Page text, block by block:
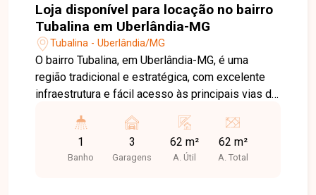
Loja disponível para locação no bairro
Tubalina em Uberlândia-MG
Tubalina - Uberlândia/MG
O bairro Tubalina, em Uberlândia-MG, é uma
região tradicional e estratégica, com excelente
infraestrutura e fácil acesso às principais vias da
supermercados, escolas, farmácias e diversos
serviços, oferece praticidade e grande fluxo de
pessoas e veículos, sendo uma excelente opção
1
Banho
3
Garagens
62 m²
A. Útil
62 m²
A. Total